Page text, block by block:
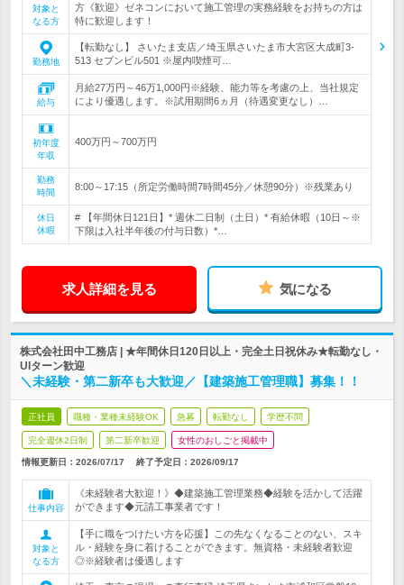
対象と
なる方
方《歓迎》ゼネコンにおいて施工管理の実務経験をお持ちの方は
特に歓迎します！
勤務地
【転勤なし】 さいたま支店／埼玉県さいたま市大宮区大成町3-
513 セブンビル501 ※屋内喫煙可…
給与
月給27万円～46万1,000円※経験、能力等を考慮の上、当社規定
により優遇します。※試用期間6ヵ月（待遇変更なし）…
初年度
年収
400万円～700万円
勤務
時間
8:00～17:15（所定労働時間7時間45分／休憩90分）※残業あり
休日
休暇
# 【年間休日121日】* 週休二日制（土日）* 有給休暇（10日～※
下限は入社半年後の付与日数）*…
求人詳細を見る 気になる
株式会社田中工務店 | ★年間休日120日以上・完全土日祝休み★転勤なし・
UIターン歓迎
＼未経験・第二新卒も大歓迎／【建築施工管理職】募集！！
正社員 職種・業種未経験OK 急募 転勤なし 学歴不問
完全週休2日制 第二新卒歓迎 女性のおしごと掲載中
情報更新日：2026/07/17 終了予定日： 2026/09/17
仕事内容
《未経験者大歓迎！》◆建築施工管理業務◆経験を活かして活躍
ができます◆元請工事業者です！
対象と
なる方
【手に職をつけたい方を応援】この先なくなることのない、スキ
ル・経験を身に着けることができます。無資格・未経験者歓迎
◎※経験者は優遇します